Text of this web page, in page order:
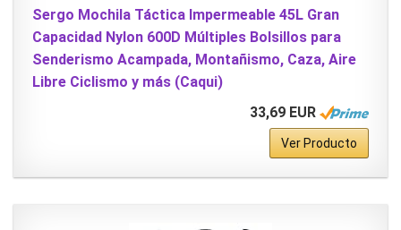
Sergo Mochila Táctica Impermeable 45L Gran
Capacidad Nylon 600D Múltiples Bolsillos para
Senderismo Acampada, Montañismo, Caza, Aire
Libre Ciclismo y más (Caqui)
33,69 EUR
Ver Producto